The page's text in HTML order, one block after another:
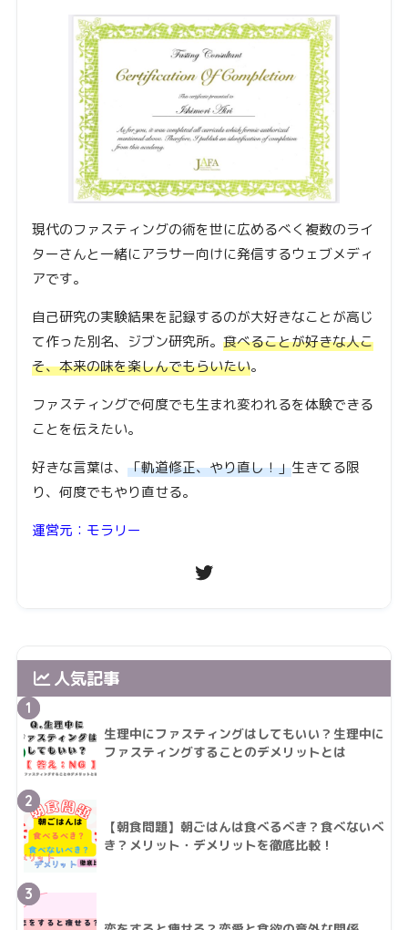
現代のファスティングの術を世に広めるべく複数のライ
ターさんと一緒にアラサー向けに発信するウェブメディ
アです。
自己研究の実験結果を記録するのが大好きなことが高じ
て作った別名、ジブン研究所。 食べることが好きな人こ
そ、本来の味を楽しんでもらいたい。
ファスティングで何度でも生まれ変われるを体験できる
ことを伝えたい。
好きな言葉は、 「軌道修正、やり直し！」生きてる限
り、何度でもやり直せる。
運営元：モラリー
人気記事
1
生理中にファスティングはしてもいい？生理中に
ファスティングすることのデメリットとは
2
【朝食問題】朝ごはんは食べるべき？食べないべ
き？メリット・デメリットを徹底比較！
3